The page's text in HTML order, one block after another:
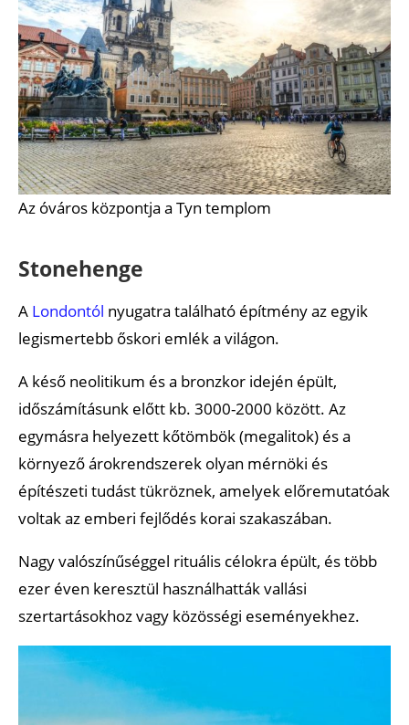
Az óváros központja a Tyn templom
Stonehenge
A Londontól nyugatra található építmény az egyik
legismertebb őskori emlék a világon.
A késő neolitikum és a bronzkor idején épült,
időszámításunk előtt kb. 3000-2000 között. Az
egymásra helyezett kőtömbök (megalitok) és a
környező árokrendszerek olyan mérnöki és
építészeti tudást tükröznek, amelyek előremutatóak
voltak az emberi fejlődés korai szakaszában.
Nagy valószínűséggel rituális célokra épült, és több
ezer éven keresztül használhatták vallási
szertartásokhoz vagy közösségi eseményekhez.